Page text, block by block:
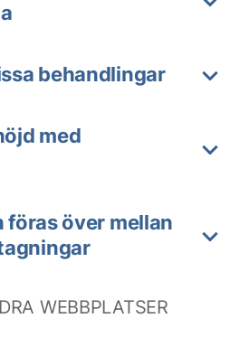
behandlingar
med
föras över mellan
WEBBPLATSER